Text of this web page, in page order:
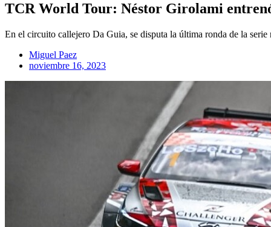
TCR World Tour: Néstor Girolami
En el circuito callejero Da Guia, se disputa la última ronda de la
Miguel Paez
noviembre 16, 2023